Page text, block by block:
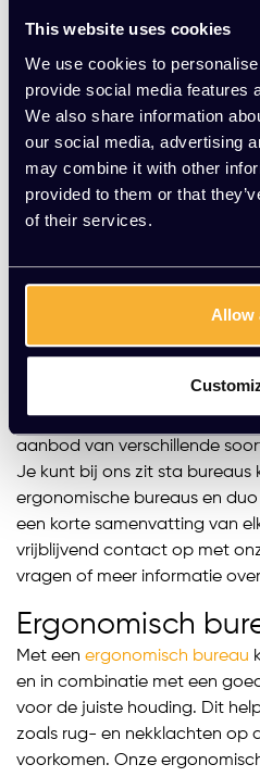
This website uses cookies
We use cookies to
provide social media features
We also share information
our social media, advertising
may combine it with other
provided to them or that
of their services.
Allow
werkhoudingis van groot
bureau hangt af van je
niet verstelbaar is, heeft
75 cm, wat geschikt is voor
ongeveer 1.80 m. Daarnaast
minstens 120 cm breed en 80
monitor of beeldscherm op
plaatsen. Dit helpt onder
bureau de juiste hoogte voor
Kantoorinrichting vind je het
voor jou.
Verschillende soorten
Bij Kato Kantoorinrichting
aanbod van verschillende
Je kunt bij ons zit sta bureaus
ergonomische bureaus en
een korte samenvatting van
vrijblijvend contact op met
vragen of meer informatie
Ergonomisch
Met een ergonomisch bureau
en in combinatie met een
voor de juiste houding. Dit
zoals rug- en nekklachten op
voorkomen. Onze